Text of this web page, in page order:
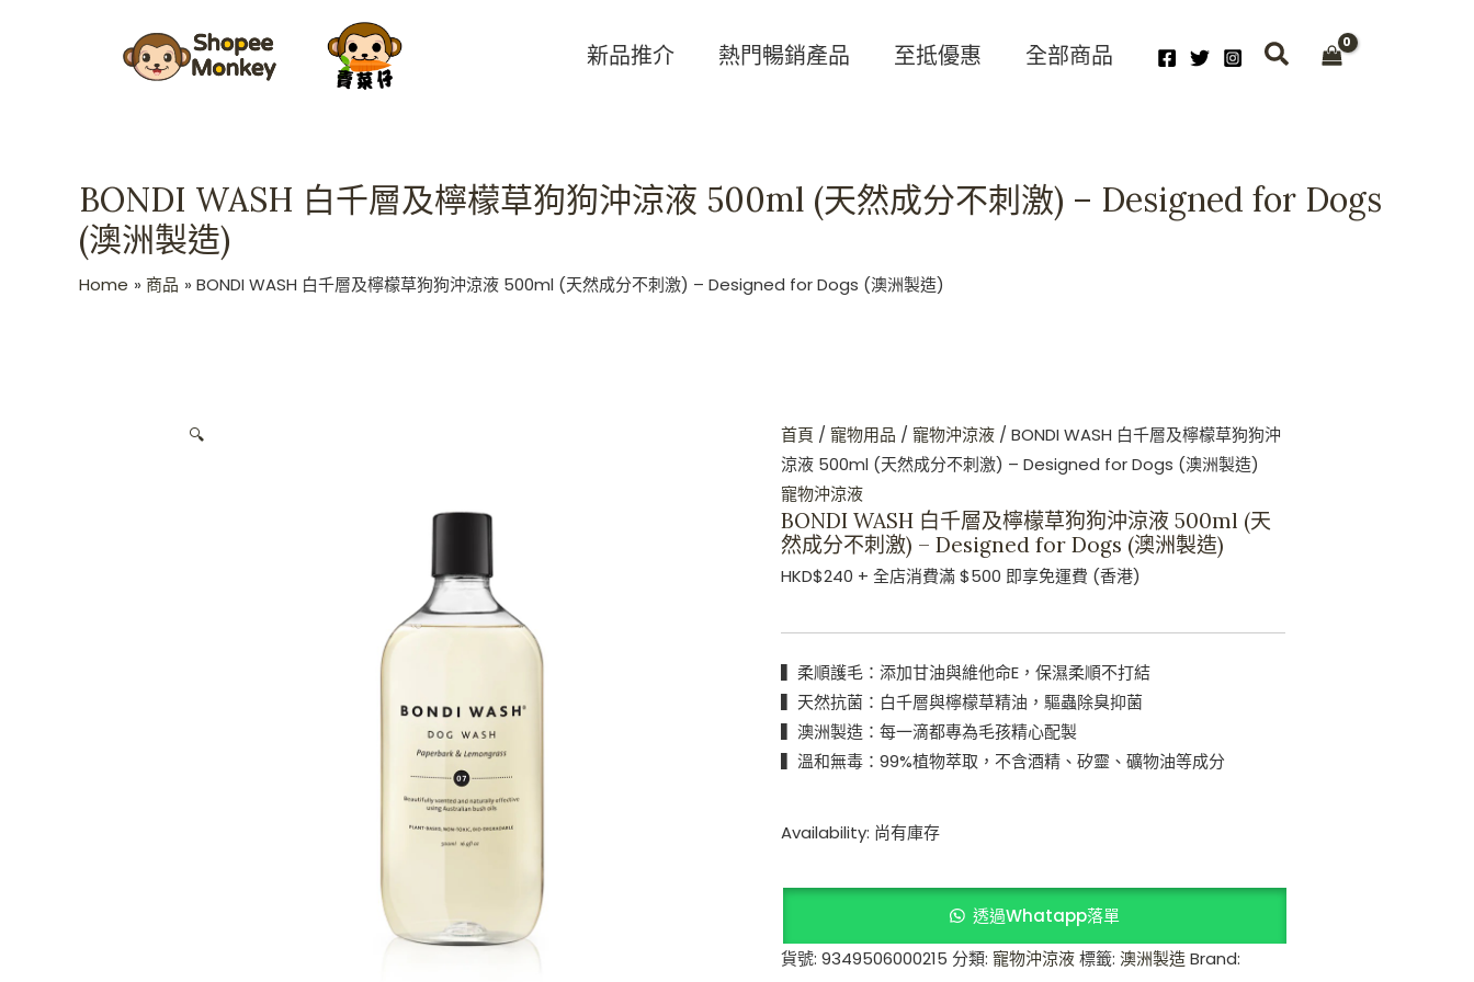
新品推介 熱門暢銷產品 至抵優惠 全部商品
BONDI WASH 白千層及檸檬草狗狗沖涼液 500ml (天然成分不刺激) – Designed for Dogs
(澳洲製造)
Home 商品 BONDI WASH 白千層及檸檬草狗狗沖涼液 500ml (天然成分不刺激) – Designed for Dogs (澳洲製造)
🔍 首頁 / 寵物用品 / 寵物沖涼液 / BONDI WASH 白千層及檸檬草狗狗沖
涼液 500ml (天然成分不刺激) – Designed for Dogs (澳洲製造)
寵物沖涼液
BONDI WASH 白千層及檸檬草狗狗沖涼液 500ml (天
然成分不刺激) – Designed for Dogs (澳洲製造)
HKD$240 + 全店消費滿 $500 即享免運費 (香港)
▍柔順護毛：添加甘油與維他命E，保濕柔順不打結
▍天然抗菌：白千層與檸檬草精油，驅蟲除臭抑菌
▍澳洲製造：每一滴都專為毛孩精心配製
▍溫和無毒：99%植物萃取，不含酒精、矽靈、礦物油等成分
Availability: 尚有庫存
WASH
白
檸
狗
500ml
(天
然
成
分
不
激)
-
Designed
for
Dogs
製
透過Whatapp落單
貨號: 9349506000215 分類: 寵物沖涼液標籤: 澳洲製造Brand: